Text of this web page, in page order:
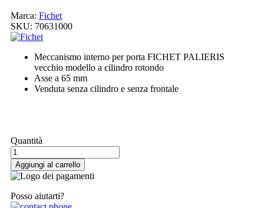
Marca: Fichet
SKU: 70631000
Meccanismo interno per porta FICHET PALIERIS
vecchio modello a cilindro rotondo
Asse a 65 mm
Venduta senza cilindro e senza frontale
Quantità
Aggiungi al carrello
Posso aiutarti?